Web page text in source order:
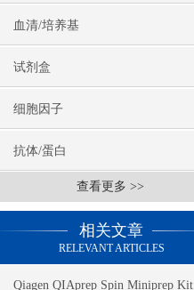
血清/培养基
试剂盒
细胞因子
抗体/蛋白
查看更多 >>
相关文章
RELEVANT ARTICLES
Qiagen QIAprep Spin Miniprep Kit